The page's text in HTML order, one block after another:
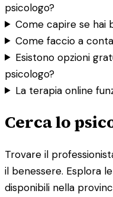
psicologo?
Come capire se hai
Come faccio a
Esistono opzioni
psicologo?
La terapia online
Cerca lo
Trovare il
il benessere. Esplora
disponibili nella